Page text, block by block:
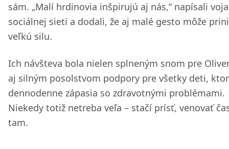
sám. „Malí hrdinovia inšpirujú aj nás,“ napísali
sociálnej sieti a dodali, že aj malé gesto môže
veľkú silu.
Ich návšteva bola nielen splneným snom pre
aj silným posolstvom podpory pre všetky deti,
dennodenne zápasia so zdravotnými problémami.
Niekedy totiž netreba veľa – stačí prísť, venovať
tam.